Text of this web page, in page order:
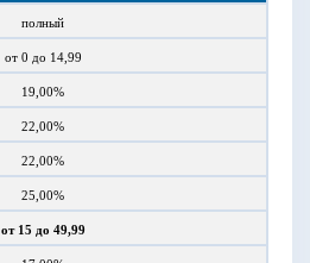
полный
от 0 до 14,99
19,00%
22,00%
22,00%
25,00%
от 15 до 49,99